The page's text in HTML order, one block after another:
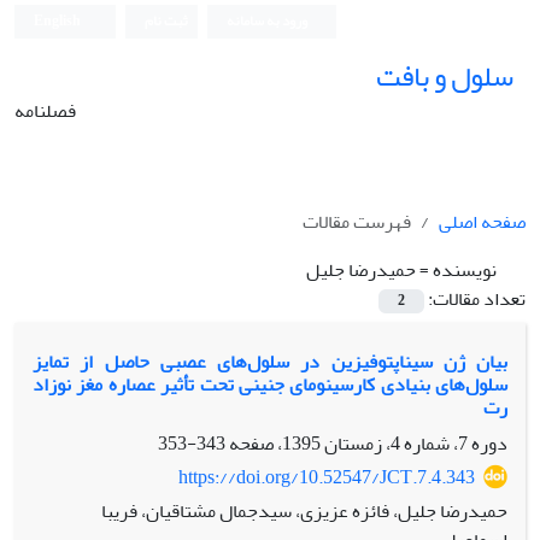
سلول و بافت
فصلنامه
صفحه اصلی
فهرست مقالات
نویسنده =حمیدرضا جلیل
تعداد مقالات:
2
بیان ژن‌ سیناپتوفیزین در سلول‌های عصبی حاصل از تمایز
سلول‌های بنیادی کارسینومای جنینی تحت تأثیر عصاره مغز نوزاد
رت
دوره 7، شماره 4، زمستان 1395، صفحه
343-353
https://doi.org/10.52547/JCT.7.4.343
حمیدرضا جلیل، فائزه عزیزی، سیدجمال مشتاقیان، فریبا